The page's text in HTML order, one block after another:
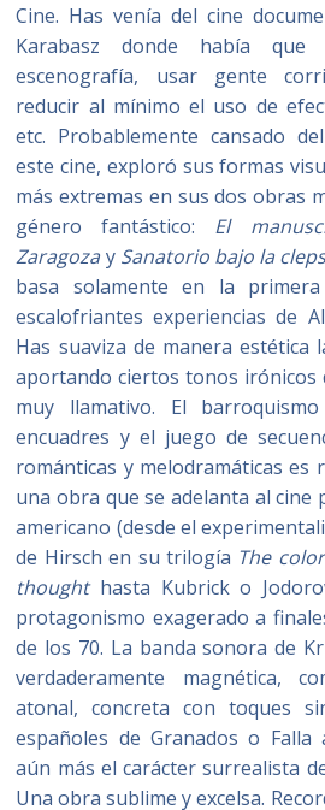
Cine. Has venía del cine
Karabasz donde había
escenografía, usar gente
reducir al mínimo el uso de
etc. Probablemente cansado
este cine, exploró sus formas
más extremas en sus dos obras
género fantástico: El
Zaragoza y Sanatorio bajo la
basa solamente en la
escalofriantes experiencias de
Has suaviza de manera estética
aportando ciertos tonos irónicos
muy llamativo. El
encuadres y el juego de
románticas y melodramáticas es
una obra que se adelanta al cine
americano (desde el
de Hirsch en su trilogía The
thoughthasta Kubrick o
protagonismo exagerado a
de los 70. La banda sonora de
verdaderamente magnética,
atonal, concreta con toques
españoles de Granados o
aún más el carácter surrealista
Una obra sublime y excelsa.